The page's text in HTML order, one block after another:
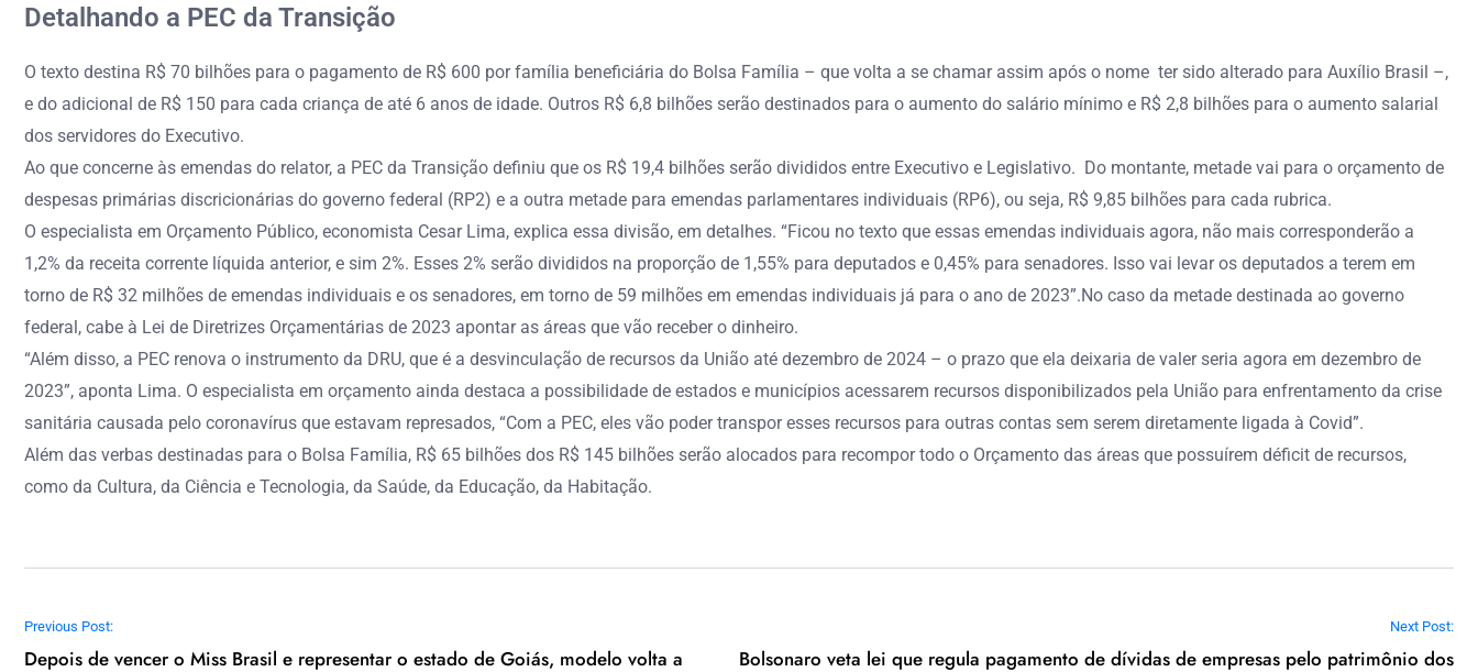
Detalhando a PEC da Transição
O texto destina R$ 70 bilhões para o pagamento de R$ 600 por família beneficiária do Bolsa Família – que volta a se chamar assim após o nome ter sido alterado para Auxílio Brasil –,
e do adicional de R$ 150 para cada criança de até 6 anos de idade. Outros R$ 6,8 bilhões serão destinados para o aumento do salário mínimo e R$ 2,8 bilhões para o aumento salarial
dos servidores do Executivo.
Ao que concerne às emendas do relator, a PEC da Transição definiu que os R$ 19,4 bilhões serão divididos entre Executivo e Legislativo. Do montante, metade vai para o orçamento de
despesas primárias discricionárias do governo federal (RP2) e a outra metade para emendas parlamentares individuais (RP6), ou seja, R$ 9,85 bilhões para cada rubrica.
O especialista em Orçamento Público, economista Cesar Lima, explica essa divisão, em detalhes. “Ficou no texto que essas emendas individuais agora, não mais corresponderão a
1,2% da receita corrente líquida anterior, e sim 2%. Esses 2% serão divididos na proporção de 1,55% para deputados e 0,45% para senadores. Isso vai levar os deputados a terem em
torno de R$ 32 milhões de emendas individuais e os senadores, em torno de 59 milhões em emendas individuais já para o ano de 2023”.No caso da metade destinada ao governo
federal, cabe à Lei de Diretrizes Orçamentárias de 2023 apontar as áreas que vão receber o dinheiro.
“Além disso, a PEC renova o instrumento da DRU, que é a desvinculação de recursos da União até dezembro de 2024 – o prazo que ela deixaria de valer seria agora em dezembro de
2023”, aponta Lima. O especialista em orçamento ainda destaca a possibilidade de estados e municípios acessarem recursos disponibilizados pela União para enfrentamento da crise
sanitária causada pelo coronavírus que estavam represados, “Com a PEC, eles vão poder transpor esses recursos para outras contas sem serem diretamente ligada à Covid”.
Além das verbas destinadas para o Bolsa Família, R$ 65 bilhões dos R$ 145 bilhões serão alocados para recompor todo o Orçamento das áreas que possuírem déficit de recursos,
como da Cultura, da Ciência e Tecnologia, da Saúde, da Educação, da Habitação.
Navegação de Post
Previous Post:
Depois de vencer o Miss Brasil e representar o estado de Goiás, modelo volta a
Next Post:
Bolsonaro veta lei que regula pagamento de dívidas de empresas pelo patrimônio dos